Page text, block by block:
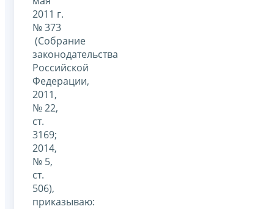
2011 г.
№ 373
(Собрание
законодательства
Российской
Федерации,
2011,
№ 22,
ст.
3169;
2014,
№ 5,
ст.
506),
приказываю: